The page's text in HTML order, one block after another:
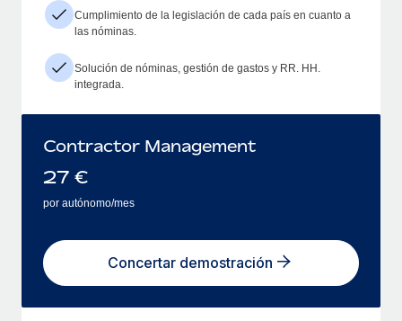
Cumplimiento de la legislación de cada país en cuanto a
las nóminas.
Solución de nóminas, gestión de gastos y RR. HH.
integrada.
Contractor Management
27 €
por autónomo/mes
Concertar demostración